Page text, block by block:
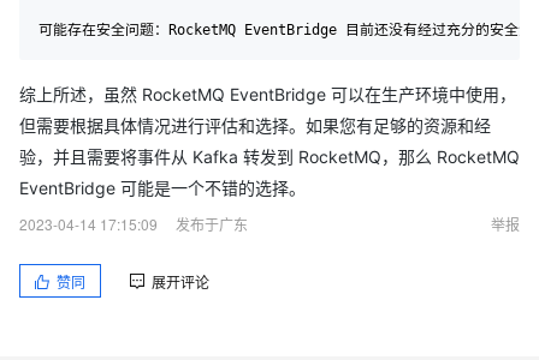
综上所述，虽然 RocketMQ EventBridge 可以在生产环境中使用，
但需要根据具体情况进行评估和选择。如果您有足够的资源和经
验，并且需要将事件从 Kafka 转发到 RocketMQ，那么 RocketMQ
EventBridge 可能是一个不错的选择。
2023-04-14 17:15:09
发布于广东 举报
赞同 展开评论